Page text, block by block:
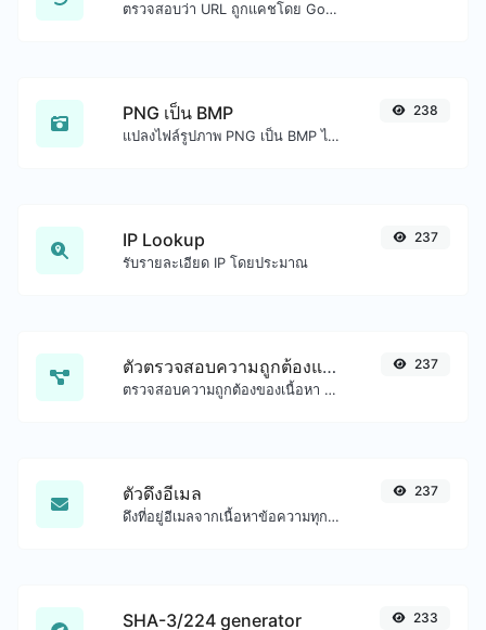
ตรวจสอบว่า URL ถูกแคชโดย Google หรือไม่
PNG เป็น BMP
แปลงไฟล์รูปภาพ PNG เป็น BMP ได้อย่างง่ายดาย
238
IP Lookup
รับรายละเอียด IP โดยประมาณ
237
ตัวตรวจสอบความถูกต้องและจัดรูปแบบ JSON
ตรวจสอบความถูกต้องของเนื้อหา JSON และทำให้ดูดี
237
ตัวดึงอีเมล
ดึงที่อยู่อีเมลจากเนื้อหาข้อความทุกชนิด
237
SHA-3/224 generator 233